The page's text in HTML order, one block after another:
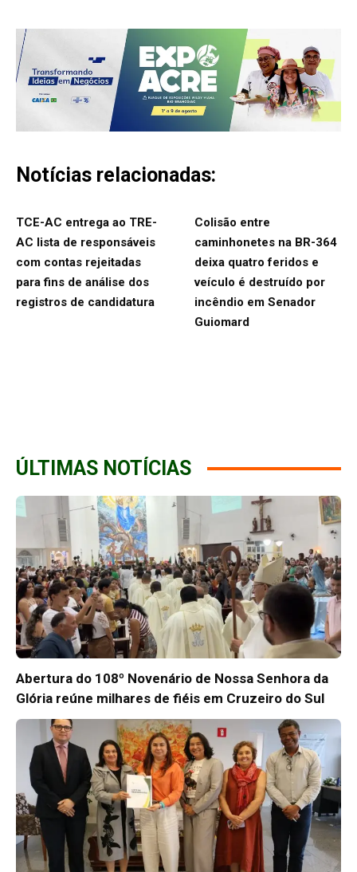
Notícias relacionadas:
TCE-AC entrega ao TRE-
AC lista de responsáveis
com contas rejeitadas
para fins de análise dos
registros de candidatura
Colisão entre
caminhonetes na BR-364
deixa quatro feridos e
veículo é destruído por
incêndio em Senador
Guiomard
ÚLTIMAS NOTÍCIAS
Abertura do 108º Novenário de Nossa Senhora da
Glória reúne milhares de fiéis em Cruzeiro do Sul